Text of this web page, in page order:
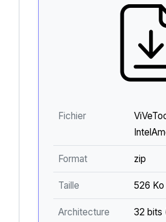
Fichier
Format zip
Taille 526 Ko
Architecture
32 bits